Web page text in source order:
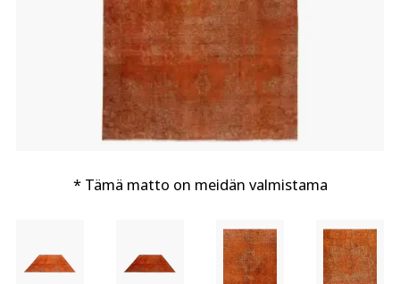
* Tämä matto on meidän valmistama